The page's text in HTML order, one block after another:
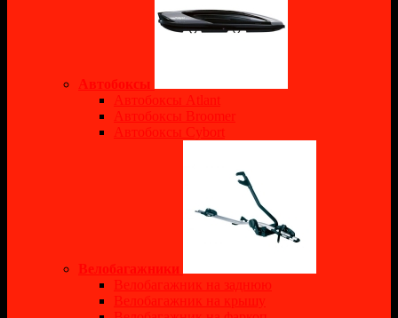
Автобоксы
Автобоксы Atlant
Автобоксы Broomer
Автобоксы Cybort
Велобагажники
Велобагажник на заднюю
Велобагажник на крышу